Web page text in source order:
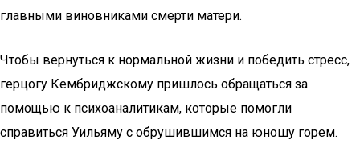
главными виновниками смерти матери.
Чтобы вернуться к нормальной жизни и победить стресс,
герцогу Кембриджскому пришлось обращаться за
помощью к психоаналитикам, которые помогли
справиться Уильяму с обрушившимся на юношу горем.